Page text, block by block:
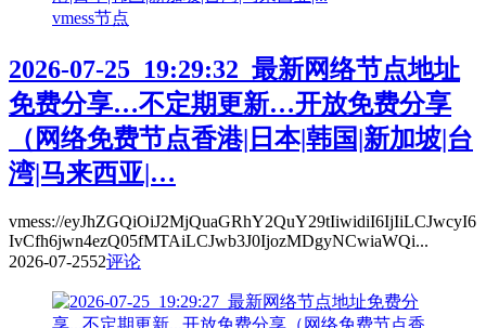
vmess节点
2026-07-25_19:29:32_最新网络节点地址
免费分享…不定期更新…开放免费分享
（网络免费节点香港|日本|韩国|新加坡|台
湾|马来西亚|…
vmess://eyJhZGQiOiJ2MjQuaGRhY2QuY29tIiwidiI6IjIiLCJwcyI6
IvCfh6jwn4ezQ05fMTAiLCJwb3J0IjozMDgyNCwiaWQi...
2026-07-2552评论